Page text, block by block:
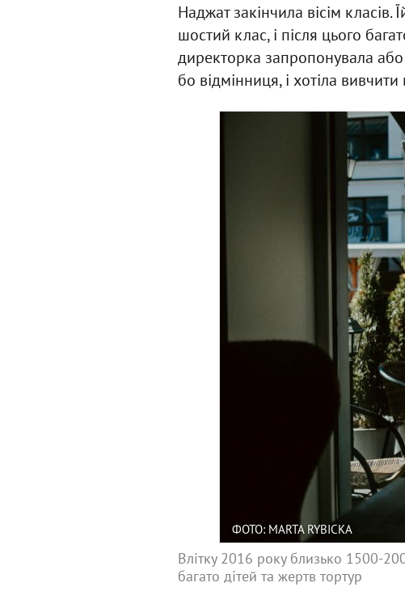
Наджат закінчила вісім
шостий клас, і після цього
директорка запропонувала
бо відмінниця, і хотіла
ФОТО: MARTA RYBICKA
Влітку 2016 року близько 1500-
багато дітей та жертв тортур